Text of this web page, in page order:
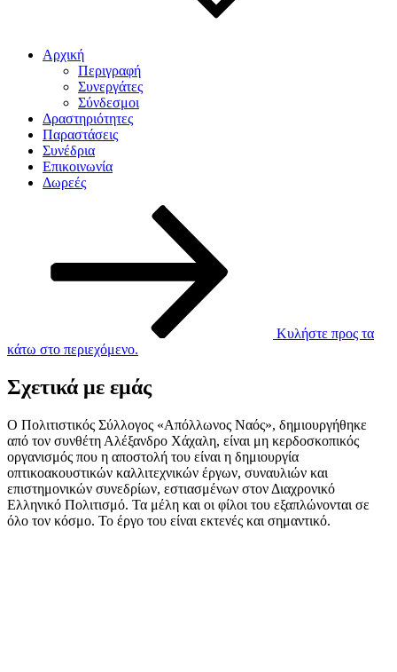
Αρχική
Περιγραφή
Συνεργάτες
Σύνδεσμοι
Δραστηριότητες
Παραστάσεις
Συνέδρια
Επικοινωνία
Δωρεές
Κυλήστε προς τα
κάτω στο περιεχόμενο.
Σχετικά με εμάς
Ο Πολιτιστικός Σύλλογος «Απόλλωνος Ναός», δημιουργήθηκε
από τον συνθέτη Αλέξανδρο Χάχαλη, είναι μη κερδοσκοπικός
οργανισμός που η αποστολή του είναι η δημιουργία
οπτικοακουστικών καλλιτεχνικών έργων, συναυλιών και
επιστημονικών συνεδρίων, εστιασμένων στον Διαχρονικό
Ελληνικό Πολιτισμό. Τα μέλη και οι φίλοι του εξαπλώνονται σε
όλο τον κόσμο. Το έργο του είναι εκτενές και σημαντικό.